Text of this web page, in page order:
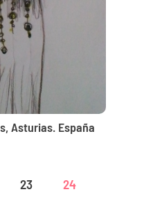
Asturias. España
23 24